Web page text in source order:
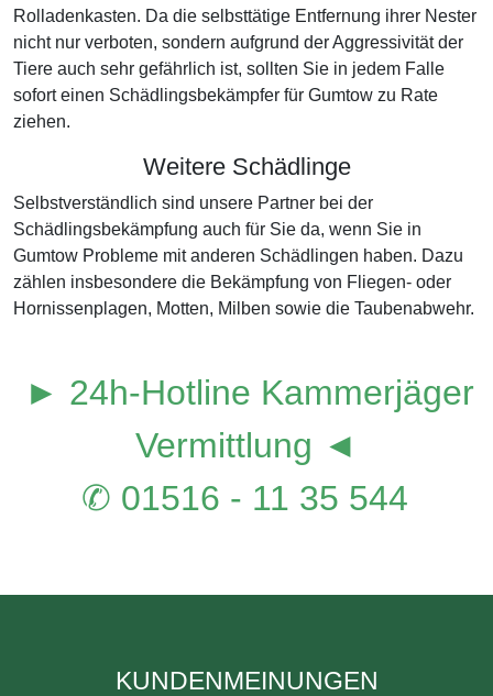
Rolladenkasten. Da die selbsttätige Entfernung ihrer Nester
nicht nur verboten, sondern aufgrund der Aggressivität der
Tiere auch sehr gefährlich ist, sollten Sie in jedem Falle
sofort einen Schädlingsbekämpfer für Gumtow zu Rate
ziehen.
Weitere Schädlinge
Selbstverständlich sind unsere Partner bei der
Schädlingsbekämpfung auch für Sie da, wenn Sie in
Gumtow Probleme mit anderen Schädlingen haben. Dazu
zählen insbesondere die Bekämpfung von Fliegen- oder
Hornissenplagen, Motten, Milben sowie die Taubenabwehr.
► 24h-Hotline Kammerjäger
Vermittlung ◄
✆ 01516 - 11 35 544
KUNDENMEINUNGEN